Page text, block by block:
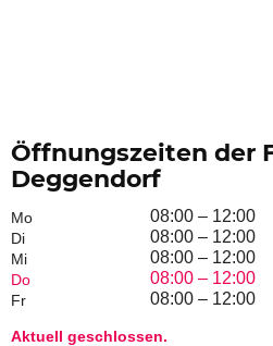
Öffnungszeiten der
Deggendorf
Mo 08:00 – 12:00
Di 08:00 – 12:00
Mi 08:00 – 12:00
Do 08:00 – 12:00
Fr 08:00 – 12:00
Aktuell geschlossen.